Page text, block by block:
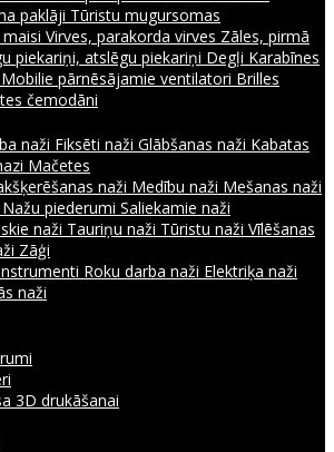
paklāji Tūristu mugursomas
Virves, parakorda virves Zāles, pirmā
piekariņi, atslēgu piekariņi Degļi Karabīnes
Mobilie pārnēsājamie ventilatori Brilles
čemodāni
naži Fiksēti naži Glābšanas naži Kabatas
Mačetes
naži Medību naži Mešanas naži
Nažu piederumi Saliekamie naži
naži Tauriņu naži Tūristu naži Vīlēšanas
Zāģi
Roku darba naži Elektriķa naži
naži
3D drukāšanai